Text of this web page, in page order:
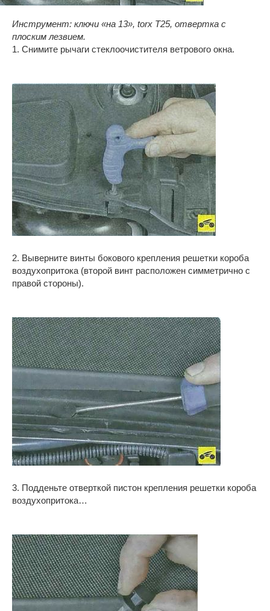
Инструмент: ключи «на 13», torx Т25, отвертка с
плоским лезвием.
1. Снимите рычаги стеклоочистителя ветрового окна.
2. Выверните винты бокового крепления решетки короба
воздухопритока (второй винт расположен симметрично с
правой стороны).
3. Подденьте отверткой пистон крепления решетки короба
воздухопритока…